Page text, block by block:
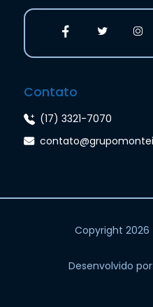
Contato
(17) 3321-7070
Copyright
Desenvolvido por: